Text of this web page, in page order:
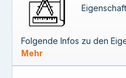
Folgende Infos zu den
Mehr